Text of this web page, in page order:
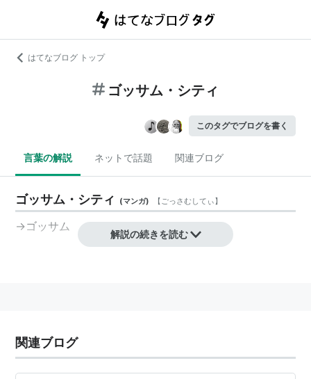
はてなブログ トップ
ゴッサム・シティ
このタグでブログを書く
言葉の解説 ネットで話題 関連ブログ
ゴッサム・シティ (マンガ) 【ごっさむしてぃ】
→ゴッサム
解説の続きを読む
関連ブログ